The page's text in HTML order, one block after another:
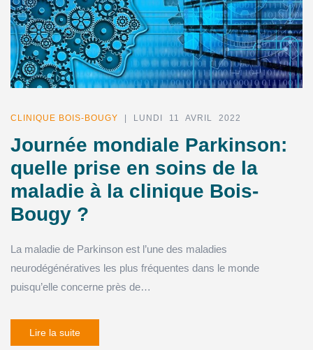
CLINIQUE BOIS-BOUGY | LUNDI 11 AVRIL 2022
Journée mondiale Parkinson:
quelle prise en soins de la
maladie à la clinique Bois-
Bougy ?
La maladie de Parkinson est l’une des maladies
neurodégénératives les plus fréquentes dans le monde
puisqu’elle concerne près de…
Lire la suite